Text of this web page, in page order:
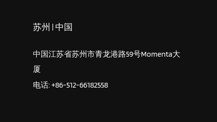
苏州 | 中国
中国江苏省苏州市青龙港路59号Momenta大
厦
电话: +86-512-66182558